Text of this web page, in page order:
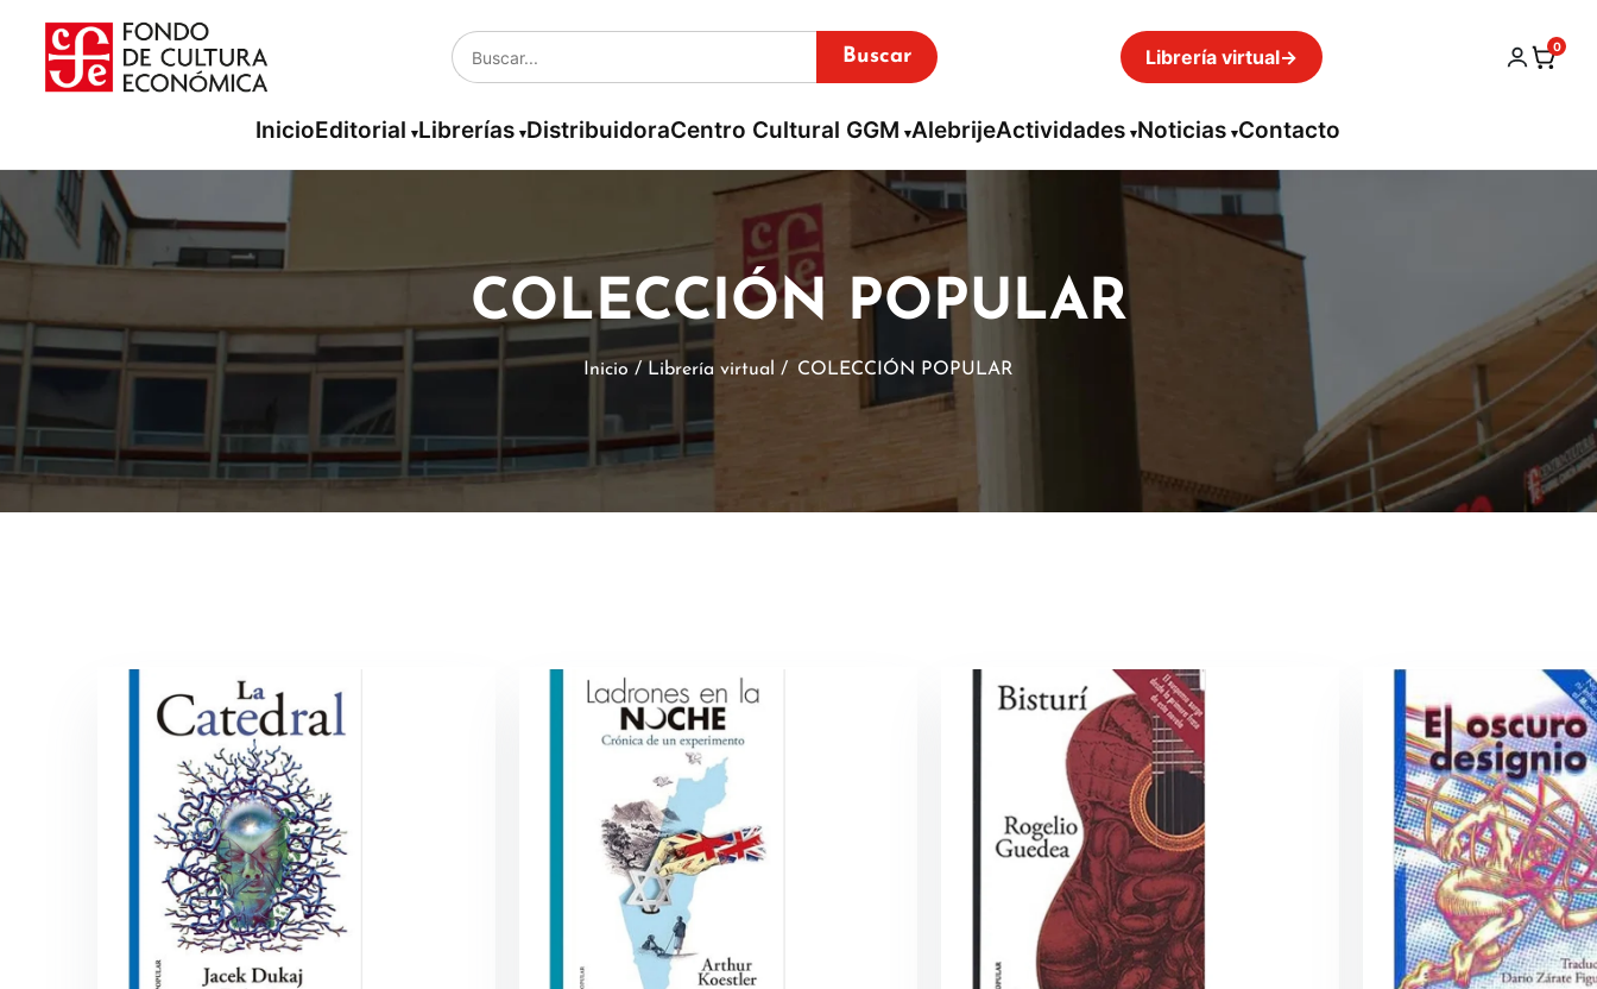
Buscar Librería virtual→ 0
InicioEditorial Librerías DistribuidoraCentro Cultural GGM AlebrijeActividades Noticias Contacto
COLECCIÓN POPULAR
Inicio / Librería virtual / COLECCIÓN POPULAR